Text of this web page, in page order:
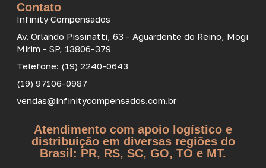
Contato
Infinity Compensados
Av. Orlando Pissinatti, 63 - Aguardente do Reino, Mogi
Mirim - SP, 13806-379
Telefone: (19) 2240-0643
(19) 97106-0987
vendas@infinitycompensados.com.br
Atendimento com apoio logístico e
distribuição em diversas regiões do
Brasil: PR, RS, SC, GO, TO e MT.